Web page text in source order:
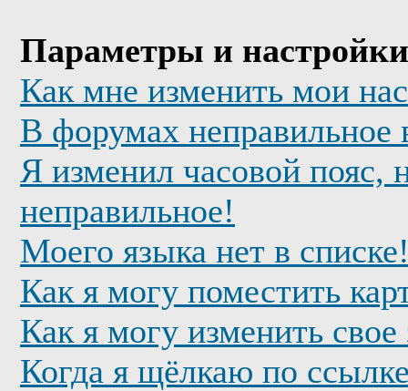
Параметры и настройки
Как мне изменить мои
В форумах неправильное
Я изменил часовой пояс,
неправильное!
Моего языка нет в
Как я могу поместить
Как я могу изменить свое
Когда я щёлкаю по